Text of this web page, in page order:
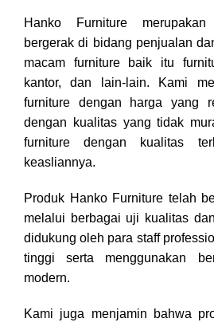
Hanko Furniture
bergerak di bidang penjualan
macam furniture baik itu
kantor, dan lain-lain. Kami
furniture dengan harga yang
dengan kualitas yang tidak
furniture dengan kualitas
keasliannya.
Produk Hanko Furniture telah
melalui berbagai uji kualitas
didukung oleh para staff
tinggi serta menggunakan
modern.
Kami juga menjamin bahwa